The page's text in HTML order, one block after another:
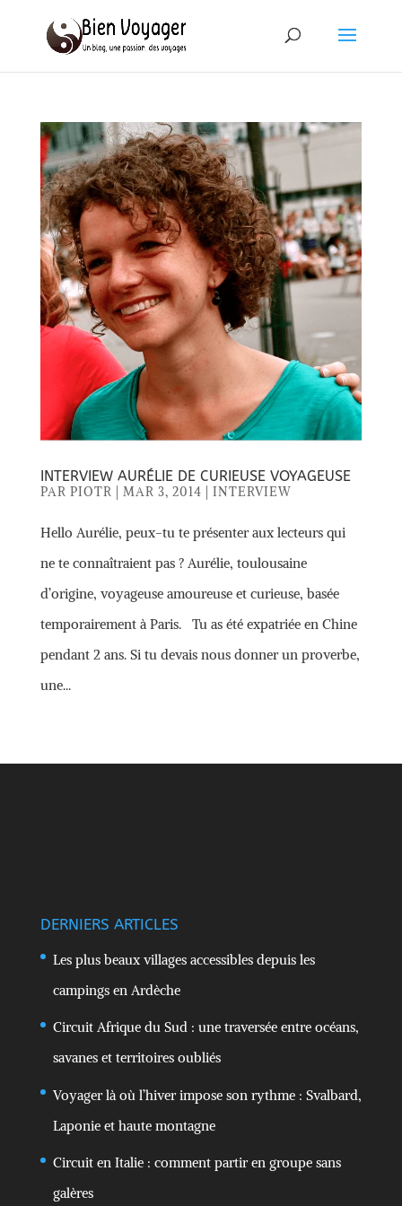
INTERVIEW AURÉLIE DE CURIEUSE VOYAGEUSE
PAR PIOTR MAR 3, 2014 INTERVIEW
Hello Aurélie, peux-tu te présenter aux lecteurs qui
ne te connaîtraient pas ? Aurélie, toulousaine
d’origine, voyageuse amoureuse et curieuse, basée
temporairement à Paris. Tu as été expatriée en Chine
pendant 2 ans. Si tu devais nous donner un proverbe,
une...
DERNIERS ARTICLES
Les plus beaux villages accessibles depuis les
campings en Ardèche
Circuit Afrique du Sud : une traversée entre océans,
savanes et territoires oubliés
Voyager là où l’hiver impose son rythme : Svalbard,
Laponie et haute montagne
Circuit en Italie : comment partir en groupe sans
galères